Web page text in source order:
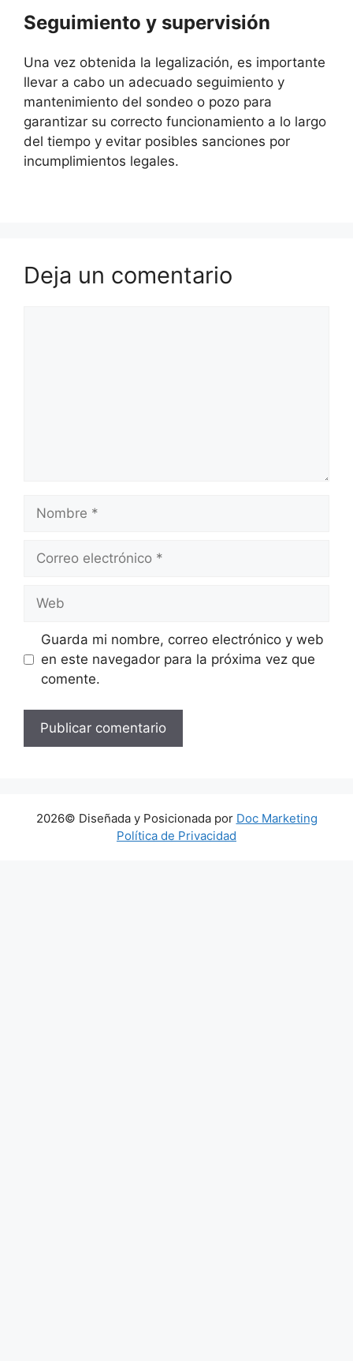
Seguimiento y supervisión
Una vez obtenida la legalización, es importante
llevar a cabo un adecuado seguimiento y
mantenimiento del sondeo o pozo para
garantizar su correcto funcionamiento a lo largo
del tiempo y evitar posibles sanciones por
incumplimientos legales.
Deja un comentario
Nombre
Correo
Web
Guarda mi nombre, correo electrónico y web
en este navegador para la próxima vez que
comente.
2026© Diseñada y Posicionada por Doc Marketing
Política de Privacidad